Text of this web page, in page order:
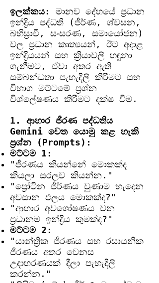
ඉලක්කය:
මානව දේහයේ ප්‍රධාන
ඉන්ද්‍රිය පද්ධති (ජීර්ණ, ශ්වසන,
බහිස්‍රාවී, සංසරණ, සමායෝජන)
වල ප්‍රධාන කෘත්‍යයන්, ඊට අදාළ
ඉන්ද්‍රියයන් සහ ක්‍රියාවලි හඳුනා
ගැනීමට, ඒවා අතර ඇති
සම්බන්ධතා පැහැදිලි කිරීමට සහ
විභාග මට්ටමේ ප්‍රශ්න
විශ්ලේෂණය කිරීමට දක්ෂ වීම.
1. ආහාර ජීරණ පද්ධතිය
Gemini වෙත යොමු කළ හැකි
ප්‍රශ්න (Prompts):
මට්ටම 1:
"ජීරණය කියන්නේ මොකක්ද
කියලා සරලව කියන්න."
"ප්‍රෝටීන ජීර්ණය වුණාම හැදෙන
අවසාන ඵලය මොකක්ද?"
"ආහාර අවශෝෂණය වන
ප්‍රධානම ඉන්ද්‍රිය කුමක්ද?"
මට්ටම 2:
"යාන්ත්‍රික ජීරණය සහ රසායනික
ජීරණය අතර වෙනස
උදාහරණයක් දීලා පැහැදිලි
කරන්න."